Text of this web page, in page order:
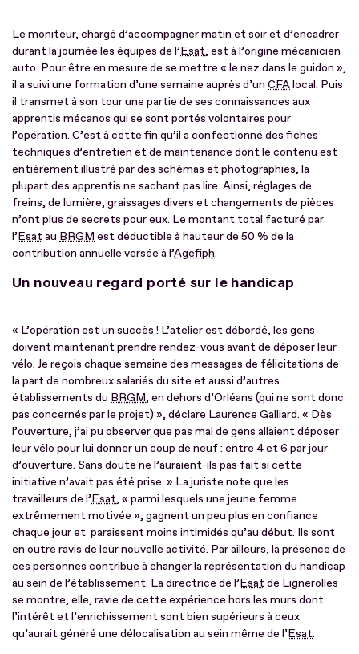
Le moniteur, chargé d’accompagner matin et soir et d’encadrer
durant la journée les équipes de l’Esat, est à l’origine mécanicien
auto. Pour être en mesure de se mettre « le nez dans le guidon »,
il a suivi une formation d’une semaine auprès d’un CFAlocal. Puis
il transmet à son tour une partie de ses connaissances aux
apprentis mécanos qui se sont portés volontaires pour
l’opération. C’est à cette fin qu’il a confectionné des fiches
techniques d’entretien et de maintenance dont le contenu est
entièrement illustré par des schémas et photographies, la
plupart des apprentis ne sachant pas lire. Ainsi, réglages de
freins, de lumière, graissages divers et changements de pièces
n’ont plus de secrets pour eux. Le montant total facturé par
l’Esatau BRGM est déductible à hauteur de 50 % de la
contribution annuelle versée à l’Agefiph.
Un nouveau regard porté sur le handicap
« L’opération est un succès ! L’atelier est débordé, les gens
doivent maintenant prendre rendez-vous avant de déposer leur
vélo. Je reçois chaque semaine des messages de félicitations de
la part de nombreux salariés du site et aussi d’autres
établissements du BRGM, en dehors d’Orléans (qui ne sont donc
pas concernés par le projet) », déclare Laurence Galliard. « Dès
l’ouverture, j’ai pu observer que pas mal de gens allaient déposer
leur vélo pour lui donner un coup de neuf : entre 4 et 6 par jour
d’ouverture. Sans doute ne l’auraient-ils pas fait si cette
initiative n’avait pas été prise. » La juriste note que les
travailleurs de l’Esat, « parmi lesquels une jeune femme
extrêmement motivée », gagnent un peu plus en confiance
chaque jour et paraissent moins intimidés qu’au début. Ils sont
en outre ravis de leur nouvelle activité. Par ailleurs, la présence de
ces personnes contribue à changer la représentation du handicap
au sein de l’établissement. La directrice de l’Esatde Lignerolles
se montre, elle, ravie de cette expérience hors les murs dont
l’intérêt et l’enrichissement sont bien supérieurs à ceux
qu’aurait généré une délocalisation au sein même de l’Esat.